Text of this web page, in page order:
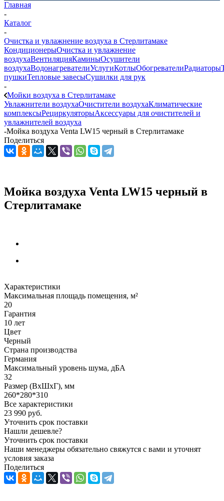
Главная
-
Каталог
-
Очистка и увлажнение воздуха в Стерлитамаке
КондиционерыОчистка и увлажнение
воздухаВентиляцияКаминыОсушители
воздухаВодонагревателиУслугиКотлыОбогревателиРадиаторы
пушкиТепловые завесыСушилки для рук
-
Мойки воздуха в Стерлитамаке
Увлажнители воздухаОчистители воздухаКлиматические
комплексыРециркуляторыАксессуары для очистителей и
увлажнителей воздуха
-Мойка воздуха Venta LW15 черный в Стерлитамаке
Поделиться
Мойка воздуха Venta LW15 черный в
Стерлитамаке
Характеристики
Максимальная площадь помещения, м²
20
Гарантия
10 лет
Цвет
Черный
Страна производства
Германия
Максимальный уровень шума, дБА
32
Размер (ВxШxГ), мм
260*280*310
Все характеристики
23 990 руб.
Уточнить срок поставки
Нашли дешевле?
Уточнить срок поставки
Наши менеджеры обязательно свяжутся с вами и уточнят
условия заказа
Поделиться